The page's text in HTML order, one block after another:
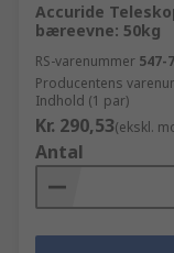
Accuride
bæreevne: 50kg
RS-varenummer 547-
Producentens
Indhold (1 par)
Kr. 290,53(ekskl.
Antal